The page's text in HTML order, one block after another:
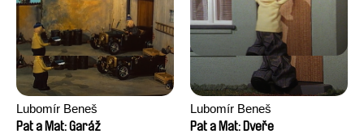
Lubomír Beneš
Pat a Mat: Garáž
Lubomír Beneš
Pat a Mat: Dveře